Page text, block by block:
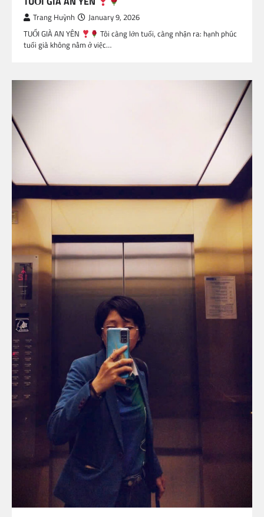
Trang Huỳnh January 9, 2026
TUỔI GIÀ AN YÊN
Tôi càng lớn tuổi, càng nhận ra: hạnh phúc
tuổi già không nằm ở việc…